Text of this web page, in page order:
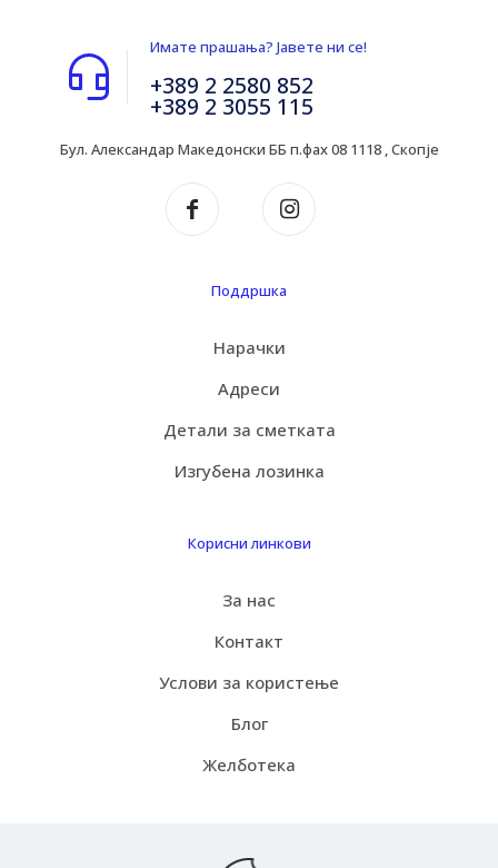
Имате прашања? Јавете ни се!
+389 2 2580 852
+389 2 3055 115
Бул. Александар Македонски ББ п.фах 08 1118 , Скопје
Поддршка
Нарачки
Адреси
Детали за сметката
Изгубена лозинка
Корисни линкови
За нас
Контакт
Услови за користење
Блог
Желботека